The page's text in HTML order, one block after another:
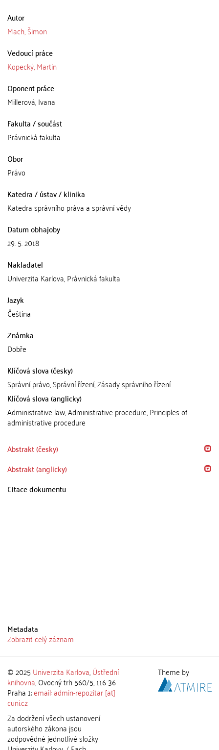
Autor
Mach, Šimon
Vedoucí práce
Kopecký, Martin
Oponent práce
Millerová, Ivana
Fakulta / součást
Právnická fakulta
Obor
Právo
Katedra / ústav / klinika
Katedra správního práva a správní vědy
Datum obhajoby
29. 5. 2018
Nakladatel
Univerzita Karlova, Právnická fakulta
Jazyk
Čeština
Známka
Dobře
Klíčová slova (česky)
Správní právo, Správní řízení, Zásady správního řízení
Klíčová slova (anglicky)
Administrative law, Administrative procedure, Principles of
administrative procedure
Abstrakt (česky)
Abstrakt (anglicky)
Citace dokumentu
Metadata
Zobrazit celý záznam
© 2025 Univerzita Karlova,Ústřední
knihovna, Ovocný trh 560/5, 116 36
Praha 1;email: admin-repozitar [at]
cuni.cz
Za dodržení všech ustanovení
autorského zákona jsou
zodpovědné jednotlivé složky
Theme by